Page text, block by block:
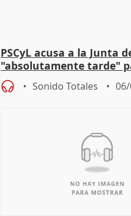
PSCyL acusa a la Junta
"absolutamente tarde"
problemas como
Sonido Totales